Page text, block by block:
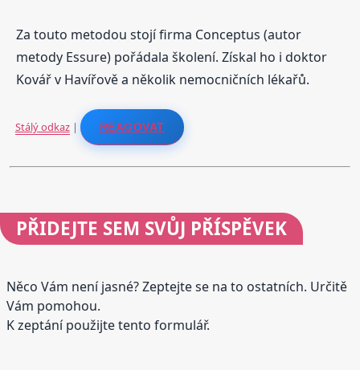
Za touto metodou stojí firma Conceptus (autor
metody Essure) pořádala školení. Získal ho i doktor
Kovář v Havířově a několik nemocničních lékařů.
Stálý odkaz| REAGOVAT
PŘIDEJTE SEM SVŮJ PŘÍSPĚVEK
Něco Vám není jasné? Zeptejte se na to ostatních. Určitě
Vám pomohou.
K zeptání použijte tento formulář.